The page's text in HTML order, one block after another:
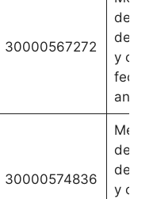
30000567272
del 1
de
y
fecha
30000574836
del 1
de
y